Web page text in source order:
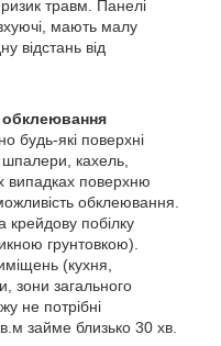
травм. Панелі
мають малу
відстань від
обклеювання
будь-які поверхні
кахель,
випадках поверхню
обклеювання.
крейдову побілку
грунтовкою).
(кухня,
зони загального
не потрібні
займе близько 30 хв.